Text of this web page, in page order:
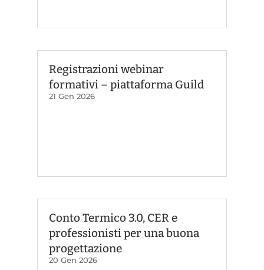
Registrazioni webinar
formativi – piattaforma Guild
21 Gen 2026
Conto Termico 3.0, CER e
professionisti per una buona
progettazione
20 Gen 2026